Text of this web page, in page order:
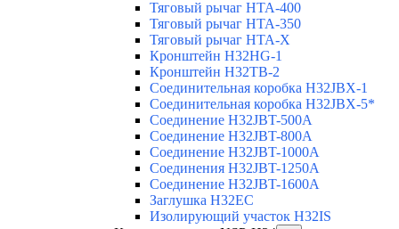
Тяговый рычаг HTA-400
Тяговый рычаг HTA-350
Тяговый рычаг HTA-X
Кронштейн H32HG-1
Кронштейн H32TB-2
Соединительная коробка H32JBX-1
Соединительная коробка H32JBX-5*
Соединение H32JBT-500A
Соединение H32JBT-800A
Соединение H32JBT-1000A
Соединения H32JBT-1250A
Соединение H32JBT-1600A
Заглушка H32EC
Изолирующий участок H32IS